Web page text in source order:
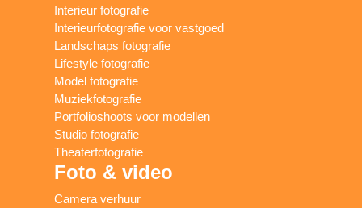
Interieur fotografie
Interieurfotografie voor vastgoed
Landschaps fotografie
Lifestyle fotografie
Model fotografie
Muziekfotografie
Portfolioshoots voor modellen
Studio fotografie
Theaterfotografie
Foto & video
Camera verhuur